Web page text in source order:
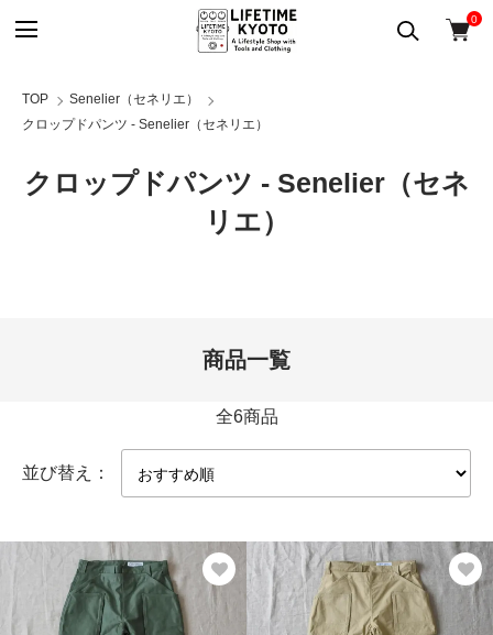
0
TOP
Senelier（セネリエ）
クロップドパンツ - Senelier（セネリエ）
クロップドパンツ - Senelier（セネ
リエ）
商品一覧
全6商品
並び替え：